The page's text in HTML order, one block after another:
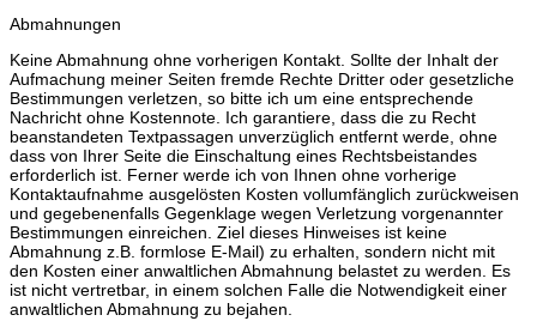
Abmahnungen
Keine Abmahnung ohne vorherigen Kontakt. Sollte der Inhalt der
Aufmachung meiner Seiten fremde Rechte Dritter oder gesetzliche
Bestimmungen verletzen, so bitte ich um eine entsprechende
Nachricht ohne Kostennote. Ich garantiere, dass die zu Recht
beanstandeten Textpassagen unverzüglich entfernt werde, ohne
dass von Ihrer Seite die Einschaltung eines Rechtsbeistandes
erforderlich ist. Ferner werde ich von Ihnen ohne vorherige
Kontaktaufnahme ausgelösten Kosten vollumfänglich zurückweisen
und gegebenenfalls Gegenklage wegen Verletzung vorgenannter
Bestimmungen einreichen. Ziel dieses Hinweises ist keine
Abmahnung z.B. formlose E-Mail) zu erhalten, sondern nicht mit
den Kosten einer anwaltlichen Abmahnung belastet zu werden. Es
ist nicht vertretbar, in einem solchen Falle die Notwendigkeit einer
anwaltlichen Abmahnung zu bejahen.